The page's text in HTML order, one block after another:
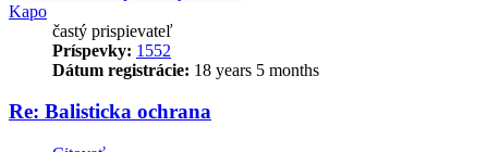
Kapo
častý prispievateľ
Príspevky: 1552
Dátum registrácie: 18 years 5 months
Re: Balisticka ochrana